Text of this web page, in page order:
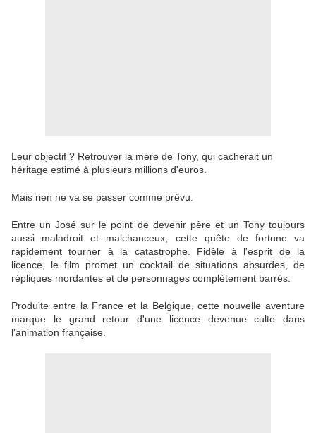
Leur objectif ? Retrouver la mère de Tony, qui cacherait un
héritage estimé à plusieurs millions d'euros.
Mais rien ne va se passer comme prévu.
Entre un José sur le point de devenir père et un Tony toujours
aussi maladroit et malchanceux, cette quête de fortune va
rapidement tourner à la catastrophe. Fidèle à l'esprit de la
licence, le film promet un cocktail de situations absurdes, de
répliques mordantes et de personnages complètement barrés.
Produite entre la France et la Belgique, cette nouvelle aventure
marque le grand retour d'une licence devenue culte dans
l'animation française.